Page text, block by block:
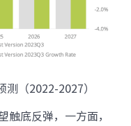
（2022-2027）
底反弹，一方面，